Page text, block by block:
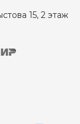
15, 2 этаж